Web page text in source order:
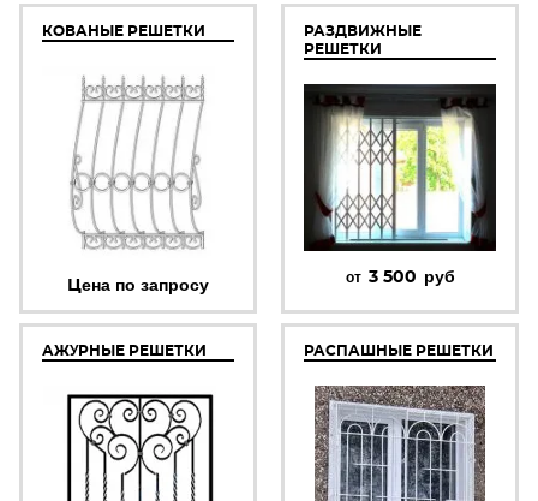
КОВАНЫЕ РЕШЕТКИ
Цена по запросу
РАЗДВИЖНЫЕ
РЕШЕТКИ
от 3 500 руб
АЖУРНЫЕ РЕШЕТКИ РАСПАШНЫЕ РЕШЕТКИ